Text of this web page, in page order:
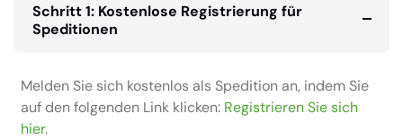
Schritt 1: Kostenlose Registrierung für
Speditionen
Melden Sie sich kostenlos als Spedition an, indem Sie
auf den folgenden Link klicken: Registrieren Sie sich
hier.